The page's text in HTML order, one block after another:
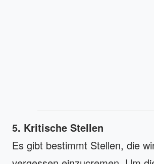
5. Kritische Stellen
Es gibt bestimmt Stellen, die